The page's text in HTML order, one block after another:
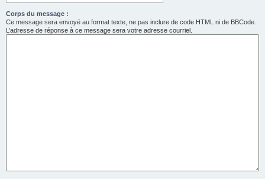
Corps du message :
Ce message sera envoyé au format texte, ne pas inclure de code HTML ni de BBCode.
L’adresse de réponse à ce message sera votre adresse courriel.